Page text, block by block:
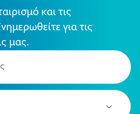
και τις
για τις
μας.